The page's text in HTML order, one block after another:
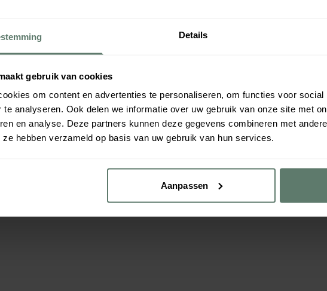
Details
gebruik van cookies
om content en advertenties te personaliseren, om functies voor social
te analyseren. Ook delen we informatie over uw gebruik van onze site met
en analyse. Deze partners kunnen deze gegevens combineren met
hebben verzameld op basis van uw gebruik van hun services.
Aanpassen